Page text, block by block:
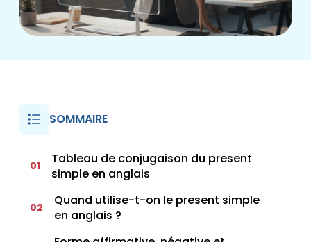
SOMMAIRE
01
Tableau de conjugaison du present
simple en anglais
02
Quand utilise-t-on le present simple
en anglais ?